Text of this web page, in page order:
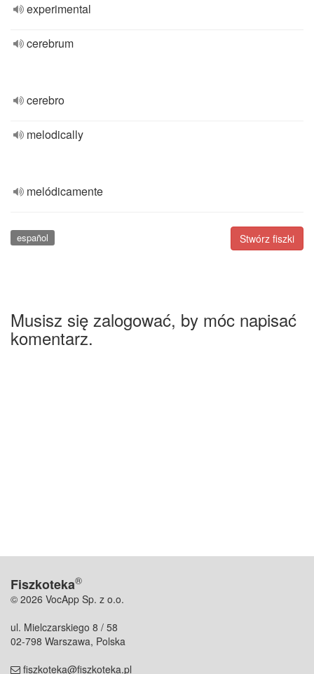
experimental
cerebrum
cerebro
melodically
melódicamente
Stwórz fiszki
español
Musisz się zalogować, by móc napisać
komentarz.
Fiszkoteka®
© 2026 VocApp Sp. z o.o.
ul. Mielczarskiego 8 / 58
02-798 Warszawa, Polska
fiszkoteka@fiszkoteka.pl